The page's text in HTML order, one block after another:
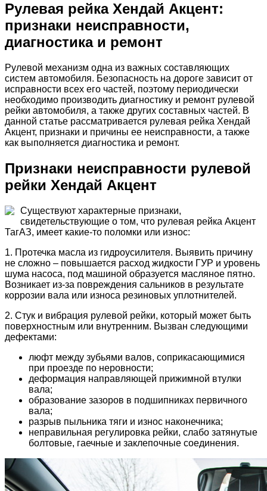
Рулевая рейка Хендай Акцент:
признаки неисправности,
диагностика и ремонт
Рулевой механизм одна из важных составляющих
систем автомобиля. Безопасность на дороге зависит от
исправности всех его частей, поэтому периодически
необходимо производить диагностику и ремонт рулевой
рейки автомобиля, а также других составных частей. В
данной статье рассматривается рулевая рейка Хендай
Акцент, признаки и причины ее неисправности, а также
как выполняется диагностика и ремонт.
Признаки неисправности рулевой
рейки Хендай Акцент
Существуют характерные признаки,
свидетельствующие о том, что рулевая рейка Акцент
ТагАЗ, имеет какие-то поломки или износ:
1. Протечка масла из гидроусилителя. Выявить причину
не сложно – повышается расход жидкости ГУР и уровень
шума насоса, под машиной образуется масляное пятно.
Возникает из-за повреждения сальников в результате
коррозии вала или износа резиновых уплотнителей.
2. Стук и вибрация рулевой рейки, который может быть
поверхностным или внутренним. Вызван следующими
дефектами:
люфт между зубьями валов, соприкасающимися
при проезде по неровности;
деформация направляющей прижимной втулки
вала;
образование зазоров в подшипниках первичного
вала;
разрыв пыльника тяги и износ наконечника;
неправильная регулировка рейки, слабо затянутые
болтовые, гаечные и заклепочные соединения.